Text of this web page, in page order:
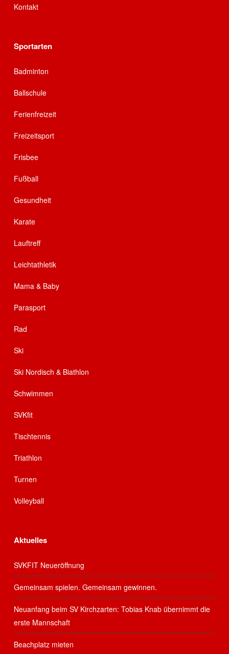
Kontakt
Sportarten
Badminton
Ballschule
Ferienfreizeit
Freizeitsport
Frisbee
Fußball
Gesundheit
Karate
Lauftreff
Leichtathletik
Mama & Baby
Parasport
Rad
Ski
Ski Nordisch & Biathlon
Schwimmen
SVKfit
Tischtennis
Triathlon
Turnen
Volleyball
Aktuelles
SVKFIT Neueröffnung
Gemeinsam spielen. Gemeinsam gewinnen.
Neuanfang beim SV Kirchzarten: Tobias Knab übernimmt die
erste Mannschaft
Beachplatz mieten